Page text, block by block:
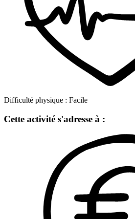
Difficulté physique : Facile
Cette activité s'adresse à :